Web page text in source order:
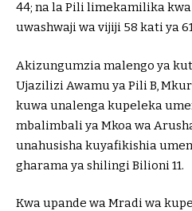
44; na la Pili limekamilika
uwashwaji wa vijiji 58 kati ya
Akizungumzia malengo ya
Ujazilizi Awamu ya Pili B,
kuwa unalenga kupeleka
mbalimbali ya Mkoa wa
unahusisha kuyafikishia
gharama ya shilingi Bilioni 11.
Kwa upande wa Mradi wa